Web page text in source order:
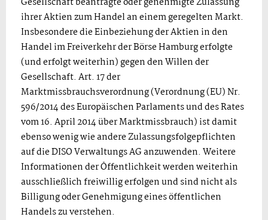
ihrer Aktien zum Handel an einem geregelten Markt.
Insbesondere die Einbeziehung der Aktien in den
Handel im Freiverkehr der Börse Hamburg erfolgte
(und erfolgt weiterhin) gegen den Willen der
Gesellschaft. Art. 17 der
Marktmissbrauchsverordnung (Verordnung (EU) Nr.
596/2014 des Europäischen Parlaments und des Rates
vom 16. April 2014 über Marktmissbrauch) ist damit
ebenso wenig wie andere Zulassungsfolgepflichten
auf die DISO Verwaltungs AG anzuwenden. Weitere
Informationen der Öffentlichkeit werden weiterhin
ausschließlich freiwillig erfolgen und sind nicht als
Billigung oder Genehmigung eines öffentlichen
Handels zu verstehen.